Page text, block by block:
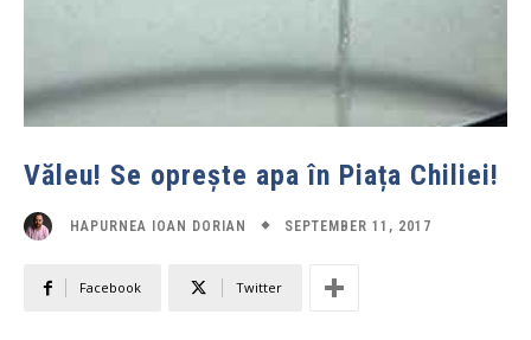
Văleu! Se oprește apa în Piața Chiliei!
HAPURNEA IOAN DORIAN SEPTEMBER 11, 2017
Facebook Twitter